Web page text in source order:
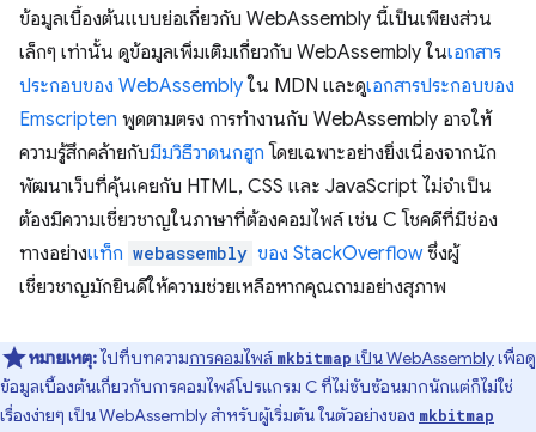
ข้อมูลเบื้องต้นแบบย่อเกี่ยวกับ WebAssembly นี้เป็นเพียงส่วน
เล็กๆ เท่านั้น ดูข้อมูลเพิ่มเติมเกี่ยวกับ WebAssembly ในเอกสาร
ประกอบของ WebAssembly ใน MDN และดูเอกสารประกอบของ
Emscripten พูดตามตรง การทำงานกับ WebAssembly อาจให้
ความรู้สึกคล้ายกับมีมวิธีวาดนกฮูก โดยเฉพาะอย่างยิ่งเนื่องจากนัก
พัฒนาเว็บที่คุ้นเคยกับ HTML, CSS และ JavaScript ไม่จำเป็น
ต้องมีความเชี่ยวชาญในภาษาที่ต้องคอมไพล์ เช่น C โชคดีที่มีช่อง
ทางอย่างแท็ก webassembly ของ StackOverflowซึ่งผู้
เชี่ยวชาญมักยินดีให้ความช่วยเหลือหากคุณถามอย่างสุภาพ
หมายเหตุ:ไปที่บทความการคอมไพล์ mkbitmap เป็น WebAssemblyเพื่อดู
ข้อมูลเบื้องต้นเกี่ยวกับการคอมไพล์โปรแกรม C ที่ไม่ซับซ้อนมากนักแต่ก็ไม่ใช่
เรื่องง่ายๆ เป็น WebAssembly สำหรับผู้เริ่มต้น ในตัวอย่างของ mkbitmap